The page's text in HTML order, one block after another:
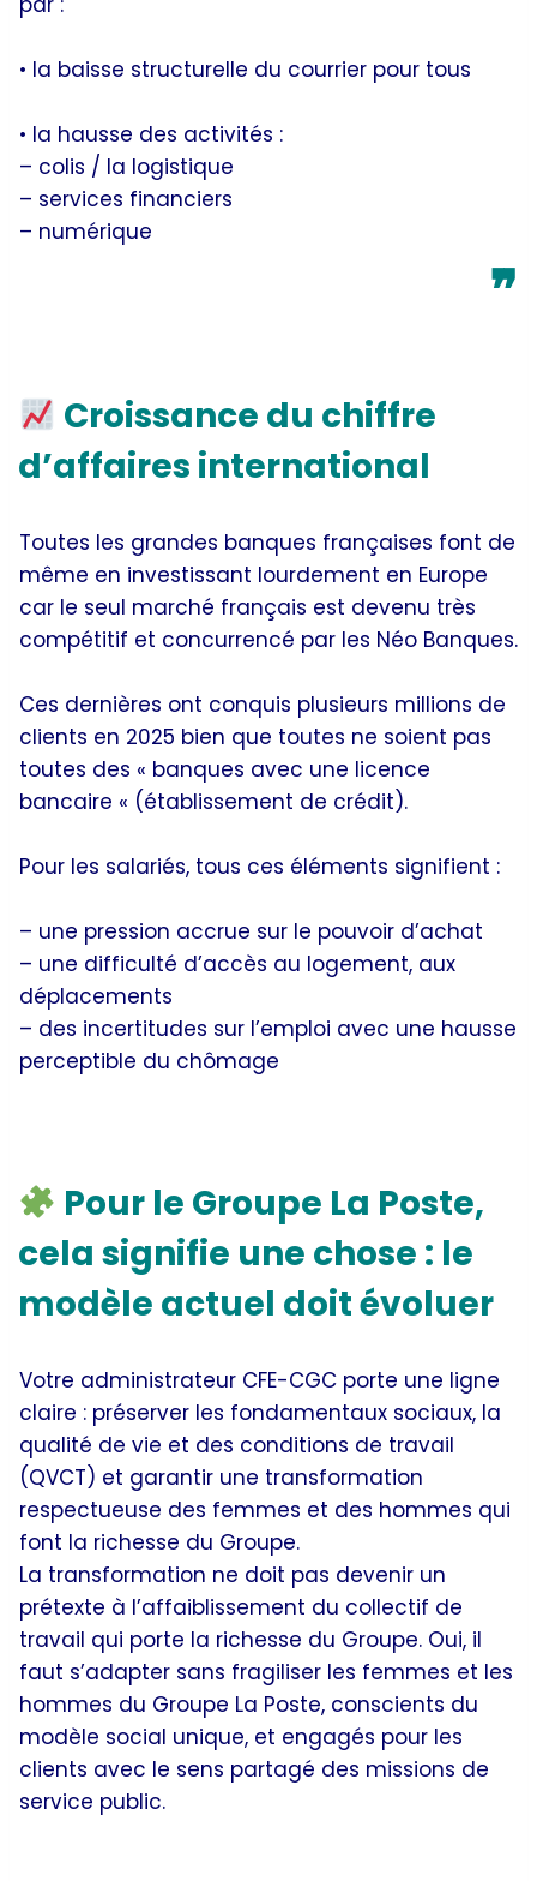
• la baisse structurelle du courrier pour tous
• la hausse des activités :
– colis / la logistique
– services financiers
– numérique
❞
Croissance du chiffre
d’affaires international
Toutes les grandes banques françaises font de
même en investissant lourdement en Europe
car le seul marché français est devenu très
compétitif et concurrencé par les Néo Banques.
Ces dernières ont conquis plusieurs millions de
clients en 2025 bien que toutes ne soient pas
toutes des « banques avec une licence
bancaire « (établissement de crédit).
Pour les salariés, tous ces éléments signifient :
– une pression accrue sur le pouvoir d’achat
– une difficulté d’accès au logement, aux
déplacements
– des incertitudes sur l’emploi avec une hausse
perceptible du chômage
Pour le Groupe La Poste,
cela signifie une chose : le
modèle actuel doit évoluer
Votre administrateur CFE-CGC porte une ligne
claire : préserver les fondamentaux sociaux, la
qualité de vie et des conditions de travail
(QVCT) et garantir une transformation
respectueuse des femmes et des hommes qui
font la richesse du Groupe.
La transformation ne doit pas devenir un
prétexte à l’affaiblissement du collectif de
travail qui porte la richesse du Groupe. Oui, il
faut s’adapter sans fragiliser les femmes et les
hommes du Groupe La Poste, conscients du
modèle social unique, et engagés pour les
clients avec le sens partagé des missions de
service public.